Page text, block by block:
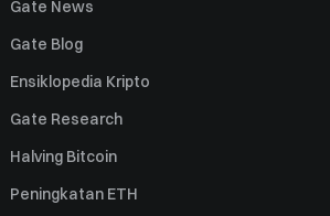
Gate News
Gate Blog
Ensiklopedia Kripto
Gate Research
Halving Bitcoin
Peningkatan ETH